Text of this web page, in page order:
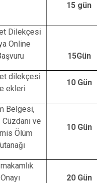
15 gün
Dilekçesi
Online
15Gün
dilekçesi
ekleri
10 Gün
Belgesi,
ve
Ölüm
10 Gün
Onayı
20 Gün